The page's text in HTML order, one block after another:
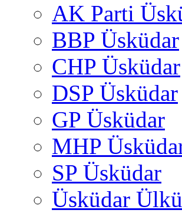
AK Parti
BBP Üsküdar
CHP Üsküdar
DSP Üsküdar
GP Üsküdar
MHP
SP Üsküdar
Üsküdar